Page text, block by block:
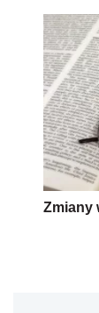
Zmiany